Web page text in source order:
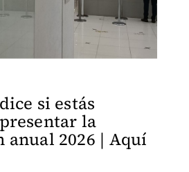
si estás
la
anual 2026 | Aquí